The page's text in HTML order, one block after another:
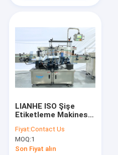
LIANHE ISO Şişe
Etiketleme Makinesi,
Etiket Etiket
Makinesi
Fiyat:Contact Us
MOQ:1
Son Fiyat alın